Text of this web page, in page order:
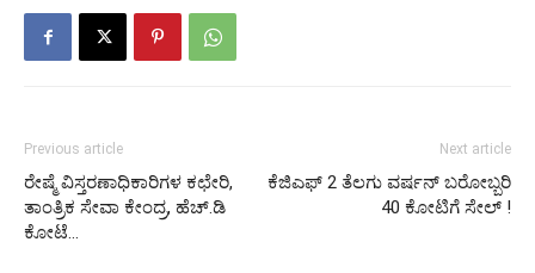
Previous article
ರೇಷ್ಮೆ ವಿಸ್ತರಣಾಧಿಕಾರಿಗಳ ಕಛೇರಿ,
ತಾಂತ್ರಿಕ ಸೇವಾ ಕೇಂದ್ರ, ಹೆಚ್.ಡಿ
ಕೋಟೆ…
Next article
ಕೆಜಿಎಫ್ 2 ತೆಲಗು ವರ್ಷನ್ ಬರೋಬ್ಬರಿ
40 ಕೋಟಿಗೆ ಸೇಲ್ !